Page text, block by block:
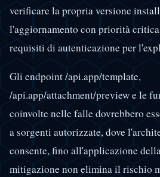
verificare la propria versione
l'aggiornamento con priorità
requisiti di autenticazione per
Gli endpoint /api.app/template,
/api.app/attachment/preview e le
coinvolte nelle falle dovrebbero
a sorgenti autorizzate, dove
consente, fino all'applicazione
mitigazione non elimina il rischio